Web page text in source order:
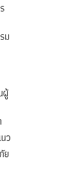
ม
ผู้
ว
ย